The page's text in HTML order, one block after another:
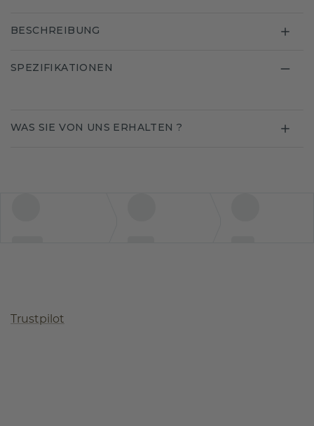
BESCHREIBUNG
SPEZIFIKATIONEN
WAS SIE VON UNS ERHALTEN ?
Trustpilot